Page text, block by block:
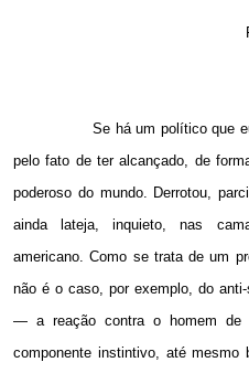
Se há um político que
pelo fato de ter alcançado, de
poderoso do mundo. Derrotou,
ainda lateja, inquieto, nas
americano. Como se trata de um
não é o caso, por exemplo, do
— a reação contra o homem de
componente instintivo, até mesmo